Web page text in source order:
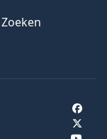
Zoeken